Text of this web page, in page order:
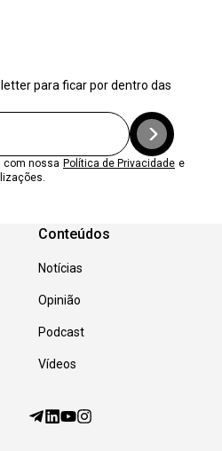
para ficar por dentro das
com nossa Política de Privacidade e
Conteúdos
Notícias
Opinião
Podcast
Vídeos